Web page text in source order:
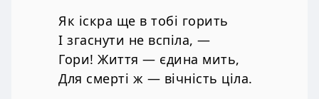
Як іскра ще в тобі горить
І згаснути не вспіла, —
Гори! Життя — єдина мить,
Для смерті ж — вічність ціла.